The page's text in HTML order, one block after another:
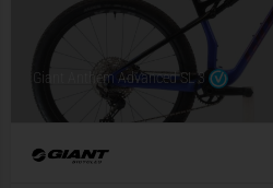
Giant Anthem Advanced SL 3